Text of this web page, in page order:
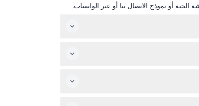
أو نموذج الاتصال بنا أو عبر الواتساب.